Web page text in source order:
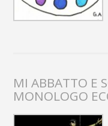
MI ABBATTO E
MONOLOGO